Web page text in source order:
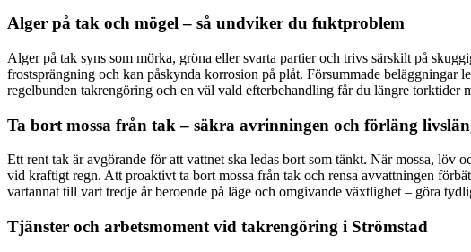
Alger på tak och mögel – så undviker du fuktproblem
Alger på tak syns som mörka, gröna eller svarta partier och trivs särskilt på
frostsprängning och kan påskynda korrosion på plåt. Försummade beläggningar
regelbunden takrengöring och en väl vald efterbehandling får du längre
Ta bort mossa från tak – säkra avrinningen och förläng
Ett rent tak är avgörande för att vattnet ska ledas bort som tänkt. När mossa,
vid kraftigt regn. Att proaktivt ta bort mossa från tak och rensa avvattningen
vartannat till vart tredje år beroende på läge och omgivande växtlighet – göra
Tjänster och arbetsmoment vid takrengöring i Strömstad